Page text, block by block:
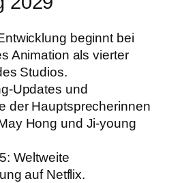
beginnt bei
Animation als vierter
Studios.
Updates und
der Hauptsprecherinnen
Hong und Ji-young
: Weltweite
auf Netflix.